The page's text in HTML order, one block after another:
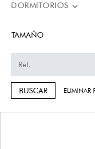
DORMITORIOS
TAMAÑO
BUSCAR ELIMINAR